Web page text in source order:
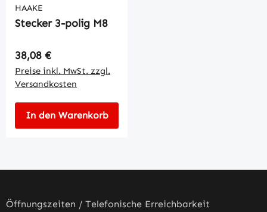
HAAKE
Stecker 3-polig M8
Regulärer Preis:
38,08 €
Preise inkl. MwSt. zzgl.
Versandkosten
In den Warenkorb
Öffnungszeiten / Telefonische Erreichbarkeit